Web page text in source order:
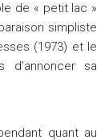
de « petit lac »
simpliste
(1973) et le
sa
quant au